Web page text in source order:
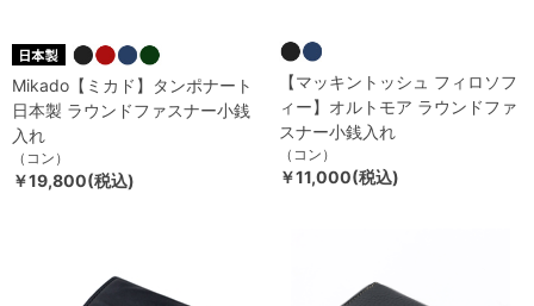
Mikado【ミカド】タンポナート
日本製 ラウンドファスナー小銭
入れ
（コン）
￥19,800(税込)
【マッキントッシュ フィロソフ
ィー】オルトモア ラウンドファ
スナー小銭入れ
（コン）
￥11,000(税込)